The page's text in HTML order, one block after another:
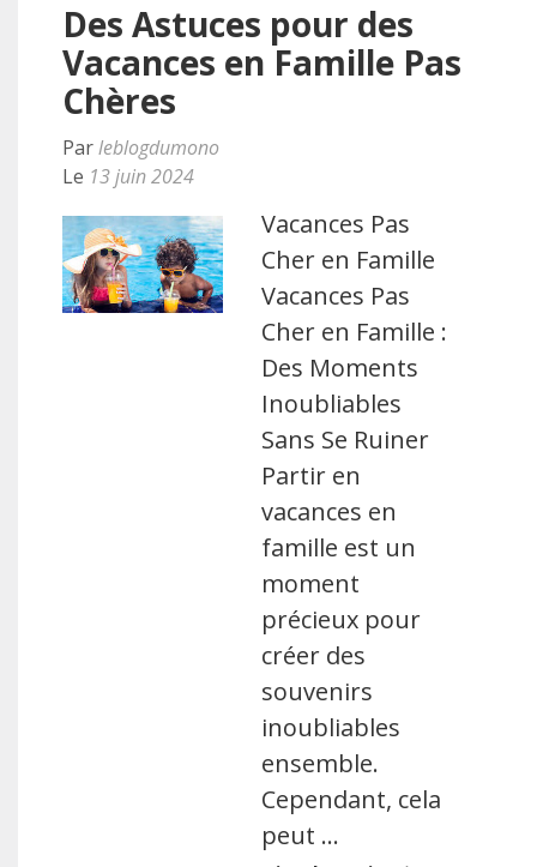
Des Astuces pour des
Vacances en Famille Pas
Chères
Parleblogdumono
Le 13 juin 2024
Vacances Pas
Cher en Famille
Vacances Pas
Cher en Famille :
Des Moments
Inoubliables
Sans Se Ruiner
Partir en
vacances en
famille est un
moment
précieux pour
créer des
souvenirs
inoubliables
ensemble.
Cependant, cela
peut …